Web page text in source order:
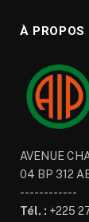
À PROPOS
AVENUE
04 BP 312
------------
Tél. : +225